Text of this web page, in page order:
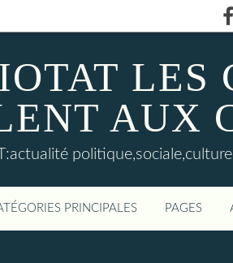
LES
AUX
PRINCIPALES PAGES